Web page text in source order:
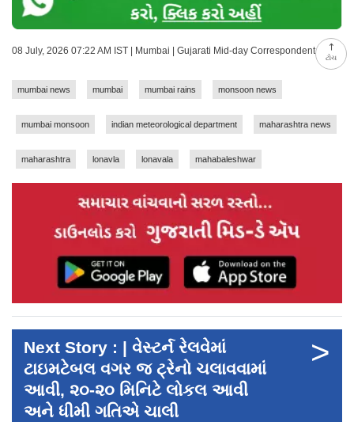
ટોચ
08 July, 2026 07:22 AM IST | Mumbai | Gujarati Mid-day Correspondent
mumbai news mumbai mumbai rains monsoon news
mumbai monsoon indian meteorological department maharashtra news
maharashtra lonavla lonavala mahabaleshwar
Next Story : | વેસ્ટર્ન રેલવેમાં
ટાઇમટેબલ વગર જ ટ્રેનો ચલાવવામાં
આવી, ૨૦-૨૦ મિનિટે લોકલ આવી
અને ધીમી ગતિએ ચાલી
>